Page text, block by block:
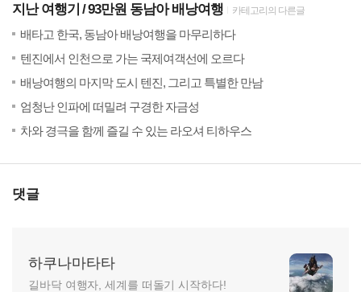
지난 여행기 93만원 동남아 배낭여행 카테고리의 다른글
배타고 한국, 동남아 배낭여행을 마무리하다
텐진에서 인천으로 가는 국제여객선에 오르다
배낭여행의 마지막 도시 텐진, 그리고 특별한 만남
엄청난 인파에 떠밀려 구경한 자금성
차와 경극을 함께 즐길 수 있는 라오셔 티하우스
댓글
하쿠나마타타
길바닥 여행자, 세계를 떠돌기 시작하다!